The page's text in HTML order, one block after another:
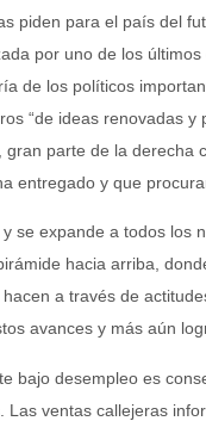
piden para el país del
por uno de los
de los políticos
“de ideas renovadas
gran parte de la derecha
entregado y que
se expande a todos los
hacia arriba,
a través de
avances y más aún
bajo desempleo es
Las ventas callejeras